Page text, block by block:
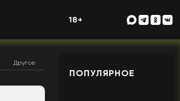
18+
Другое
ПОПУЛЯРНОЕ